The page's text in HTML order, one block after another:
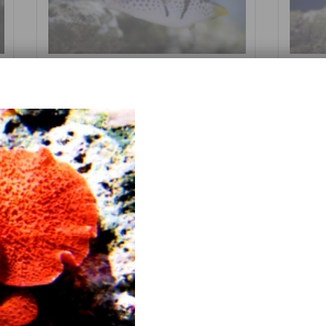
Canthigaster valentini